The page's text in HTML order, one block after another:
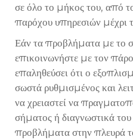
σε όλο το μήκος του, από
παρόχου υπηρεσιών μέχρι
Εάν τα προβλήματα με το
επικοινωνήστε με τον
επαληθεύσει ότι ο
σωστά ρυθμισμένος και
να χρειαστεί να
σήματος ή διαγνωστικά του
προβλήματα στην πλευρά